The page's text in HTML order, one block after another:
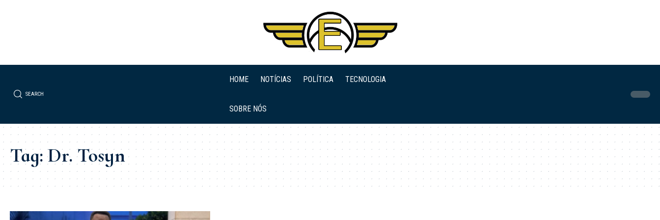
SEARCH
HOME NOTÍCIAS POLÍTICA TECNOLOGIA
SOBRE NÓS
Tag:Dr. Tosyn